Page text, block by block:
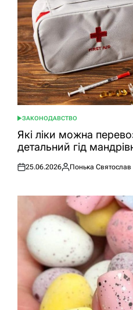
ОПУБЛІКУВАТИ
У
ЗАКОНОДАВСТВО
Які ліки можна
детальний гід
Оприлюднено
25.06.2026
Опубліковано
Понька Святослав